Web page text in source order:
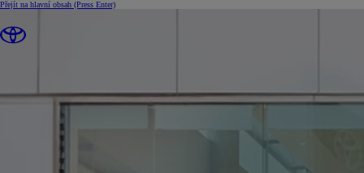
Přejít na hlavní obsah (Press Enter)